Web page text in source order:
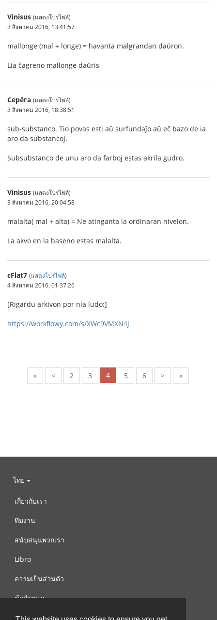
Vinisus (แสดงโปรไฟล์)
3 สิงหาคม 2016, 13:41:57
mallonge (mal + longe) = havanta malgrandan daŭron.
Lia ĉagreno mallonge daŭris
Серёга (แสดงโปรไฟล์)
3 สิงหาคม 2016, 18:38:51
sub-substanco. Tio povas esti aŭ surfundaĵo aŭ eĉ bazo de ia
aro da substancoj.
Subsubstanco de unu aro da farboj estas akrila gudro.
Vinisus (แสดงโปรไฟล์)
3 สิงหาคม 2016, 20:04:58
malalta( mal + alta) = Ne atinganta la ordinaran nivelon.
La akvo en la baseno estas malalta.
cFlat7 (แสดงโปรไฟล์)
4 สิงหาคม 2016, 01:37:26
[Rigardu arkivon por nia ludo:]
https://workflowy.com/s/XWc9VMXN4j
« < 2 3 4 5 6 > »
ไทย
เกี่ยวกับเรา
ทีมงาน
สนับสนุนพวกเรา
Libro
ความเป็นส่วนตัว
ข้อกำหนด
ติดต่อเรา